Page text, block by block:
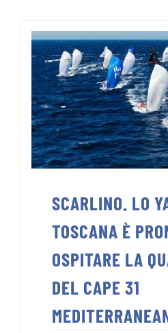
SCARLINO. LO
TOSCANA È
OSPITARE LA
DEL CAPE 31